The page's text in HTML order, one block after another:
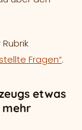
Fragen“.
etwas
mehr